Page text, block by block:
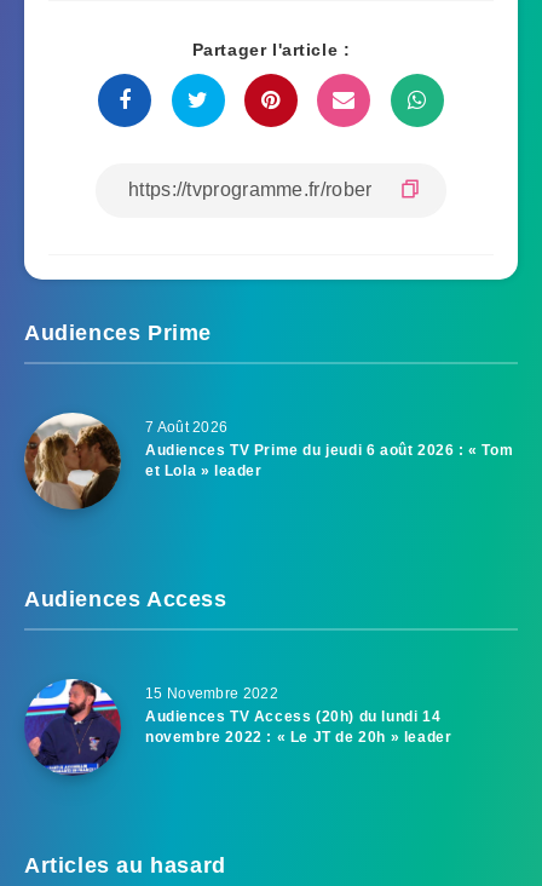
Partager l'article :
Audiences Prime
7 Août 2026
Audiences TV Prime du jeudi 6 août 2026 : « Tom
et Lola » leader
Audiences Access
15 Novembre 2022
Audiences TV Access (20h) du lundi 14
novembre 2022 : « Le JT de 20h » leader
Articles au hasard